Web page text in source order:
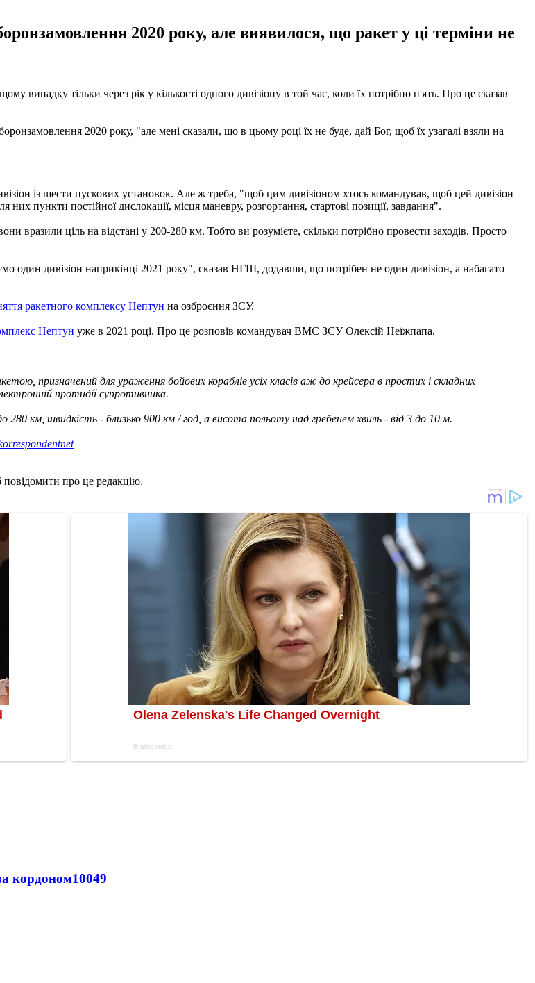
2020 року, але виявилося, що ракет у ці терміни не
тільки через рік у кількості одного дивізіону в той час, коли їх потрібно п'ять. Про це сказав
2020 року, "але мені сказали, що в цьому році їх не буде, дай Бог, щоб їх узагалі взяли на
із шести пускових установок. Але ж треба, "щоб цим дивізіоном хтось командував, щоб цей дивізіон
пункти постійної дислокації, місця маневру, розгортання, стартові позиції, завдання".
вразили ціль на відстані у 200-280 км. Тобто ви розумієте, скільки потрібно провести заходів. Просто
дивізіон наприкінці 2021 року", сказав НГШ, додавши, що потрібен не один дивізіон, а набагато
ракетного комплексу Нептун на озброєння ЗСУ.
Нептун уже в 2021 році. Про це розповів командувач ВМС ЗСУ Олексій Неїжпапа.
призначений для ураження бойових кораблів усіх класів аж до крейсера в простих і складних
протидії супротивника.
км, швидкість - близько 900 км / год, а висота польоту над гребенем хвиль - від 3 до 10 м.
повідомити про це редакцію.
кордоном10049